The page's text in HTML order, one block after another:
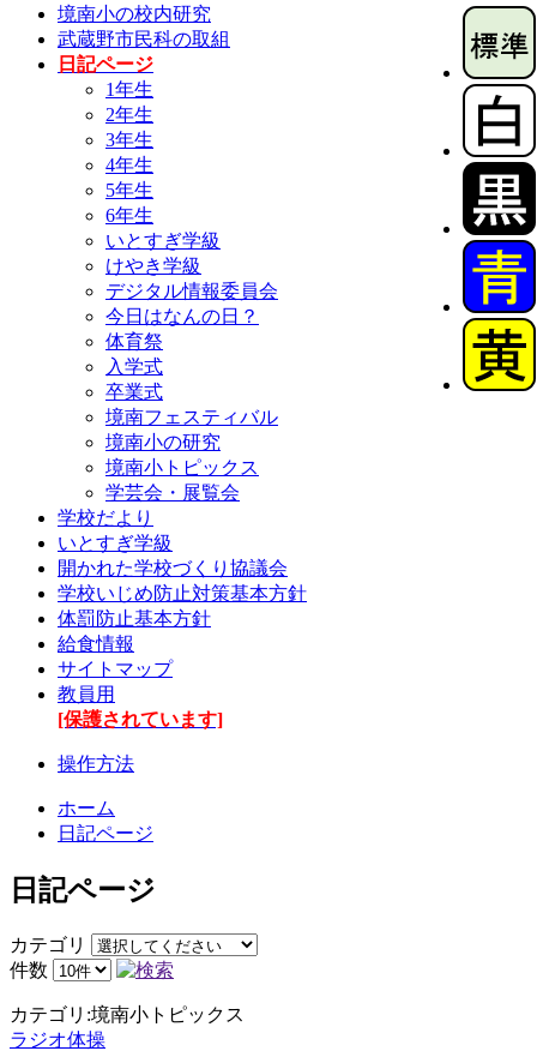
境南小の校内研究
武蔵野市民科の取組
日記ページ
1年生
2年生
3年生
4年生
5年生
6年生
いとすぎ学級
けやき学級
デジタル情報委員会
今日はなんの日？
体育祭
入学式
卒業式
境南フェスティバル
境南小の研究
境南小トピックス
学芸会・展覧会
学校だより
いとすぎ学級
開かれた学校づくり協議会
学校いじめ防止対策基本方針
体罰防止基本方針
給食情報
サイトマップ
教員用
[保護されています]
操作方法
ホーム
日記ページ
日記ページ
カテゴリ
件数
カテゴリ:境南小トピックス
ラジオ体操